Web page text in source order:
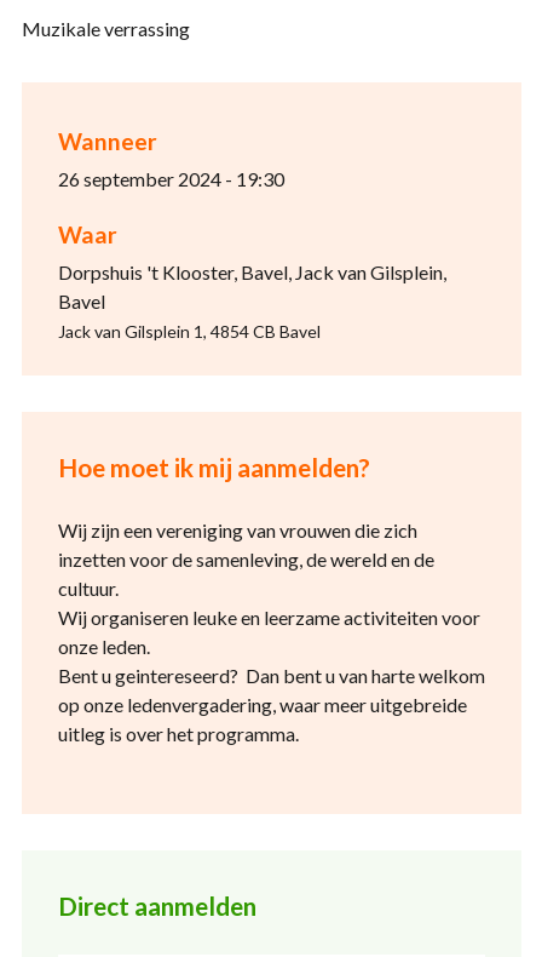
Wanneer
26 september 2024 - 19:30
Waar
Dorpshuis 't Klooster, Bavel, Jack van Gilsplein,
Bavel
Jack van Gilsplein 1, 4854 CB Bavel
Hoe moet ik mij aanmelden?
Wij zijn een vereniging van vrouwen die zich
inzetten voor de samenleving, de wereld en de
cultuur.
Wij organiseren leuke en leerzame activiteiten voor
onze leden.
Bent u geintereseerd? Dan bent u van harte welkom
op onze ledenvergadering, waar meer uitgebreide
uitleg is over het programma.
Direct aanmelden
Muzikale verrassing